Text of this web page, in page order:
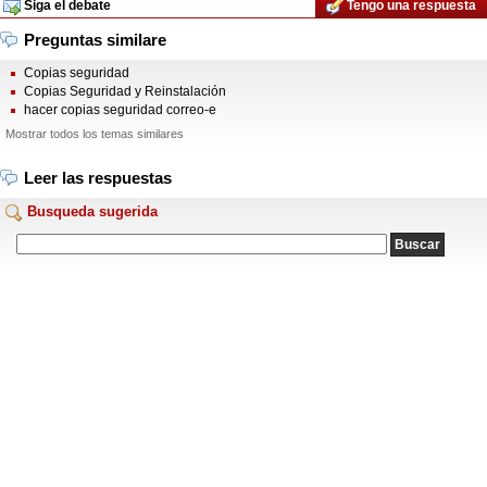
Siga el debate Tengo una respuesta
Preguntas similare
Copias seguridad
Copias Seguridad y Reinstalación
hacer copias seguridad correo-e
Mostrar todos los temas similares
Leer las respuestas
Busqueda sugerida